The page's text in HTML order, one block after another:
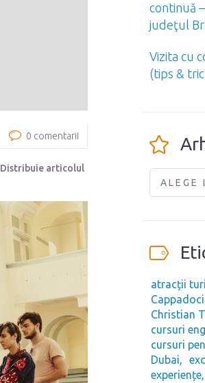
0 comentarii
Distribuie articolul
continuă
judeţul
Vizita cu
(tips &
ALEGE
atracții
Christian
cursuri
cursuri
Dubai
experiențe